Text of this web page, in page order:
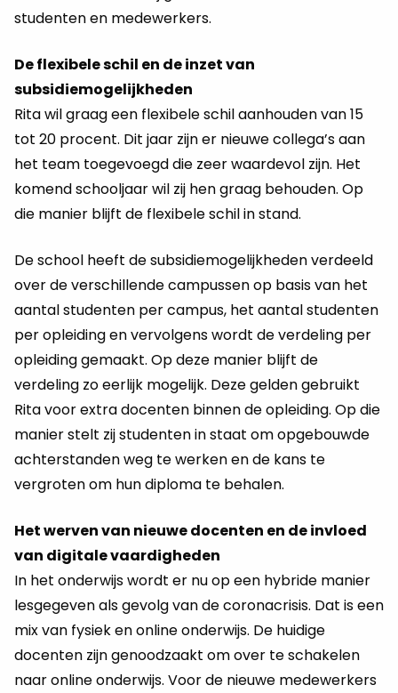
studenten en medewerkers.
De flexibele schil en de inzet van
subsidiemogelijkheden
Rita wil graag een flexibele schil aanhouden van 15
tot 20 procent. Dit jaar zijn er nieuwe collega’s aan
het team toegevoegd die zeer waardevol zijn. Het
komend schooljaar wil zij hen graag behouden. Op
die manier blijft de flexibele schil in stand.
De school heeft de subsidiemogelijkheden verdeeld
over de verschillende campussen op basis van het
aantal studenten per campus, het aantal studenten
per opleiding en vervolgens wordt de verdeling per
opleiding gemaakt. Op deze manier blijft de
verdeling zo eerlijk mogelijk. Deze gelden gebruikt
Rita voor extra docenten binnen de opleiding. Op die
manier stelt zij studenten in staat om opgebouwde
achterstanden weg te werken en de kans te
vergroten om hun diploma te behalen.
Het werven van nieuwe docenten en de invloed
van digitale vaardigheden
In het onderwijs wordt er nu op een hybride manier
lesgegeven als gevolg van de coronacrisis. Dat is een
mix van fysiek en online onderwijs. De huidige
docenten zijn genoodzaakt om over te schakelen
naar online onderwijs. Voor de nieuwe medewerkers